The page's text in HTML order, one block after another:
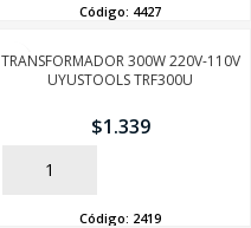
Código: 4427
TRANSFORMADOR 300W 220V-110V
UYUSTOOLS TRF300U
$1.339
AÑADIR
Código: 2419